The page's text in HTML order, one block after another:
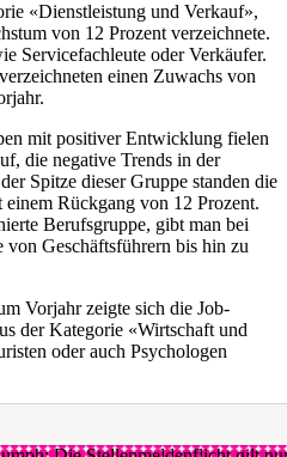
«Dienstleistung und Verkauf»,
von 12 Prozent verzeichnete.
Servicefachleute oder Verkäufer.
einen Zuwachs von
mit positiver Entwicklung fielen
die negative Trends in der
Spitze dieser Gruppe standen die
Rückgang von 12 Prozent.
Berufsgruppe, gibt man bei
von Geschäftsführern bis hin zu
Vorjahr zeigte sich die Job-
der Kategorie «Wirtschaft und
oder auch Psychologen